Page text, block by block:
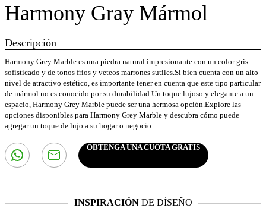
Harmony Gray Mármol
Descripción
Harmony Grey Marble es una piedra natural impresionante con un color gris
sofisticado y de tonos fríos y veteos marrones sutiles.Si bien cuenta con un alto
nivel de atractivo estético, es importante tener en cuenta que este tipo particular
de mármol no es conocido por su durabilidad.Un toque lujoso y elegante a un
espacio, Harmony Grey Marble puede ser una hermosa opción.Explore las
opciones disponibles para Harmony Grey Marble y descubra cómo puede
agregar un toque de lujo a su hogar o negocio.
OBTENGA UNA CUOTA GRATIS
INSPIRACIÓNDE DİSEÑO